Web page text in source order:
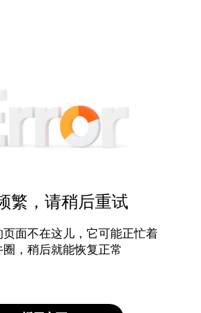
繁，请稍后重试
面不在这儿，它可能正忙着
圈，稍后就能恢复正常